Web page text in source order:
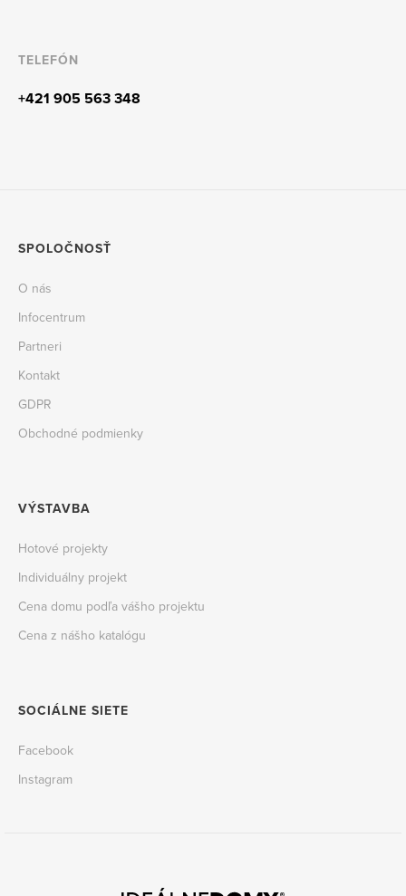
TELEFÓN
+421 905 563 348
SPOLOČNOSŤ
O nás
Infocentrum
Partneri
Kontakt
GDPR
Obchodné podmienky
VÝSTAVBA
Hotové projekty
Individuálny projekt
Cena domu podľa vášho projektu
Cena z nášho katalógu
SOCIÁLNE SIETE
Facebook
Instagram